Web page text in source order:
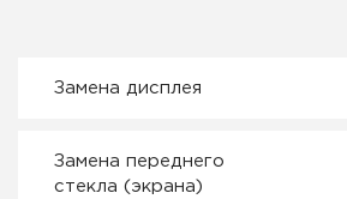
Замена дисплея
Замена переднего
стекла (экрана)